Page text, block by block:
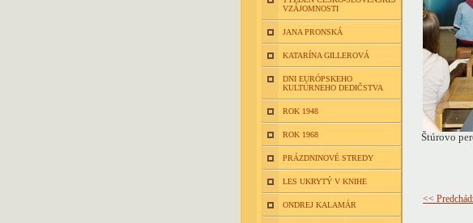
VZÁJOMNOSTI
JANA PRONSKÁ
KATARÍNA GILLEROVÁ
DNI EURÓPSKEHO
KULTÚRNEHO DEDIČSTVA
ROK 1948
ROK 1968
PRÁZDNINOVÉ STREDY
LES UKRYTÝ V KNIHE
ONDREJ KALAMÁR
Štúrovo
<<